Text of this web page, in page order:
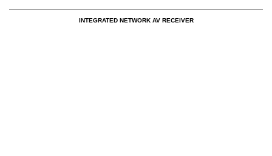
INTEGRATED NETWORK AV RECEIVER